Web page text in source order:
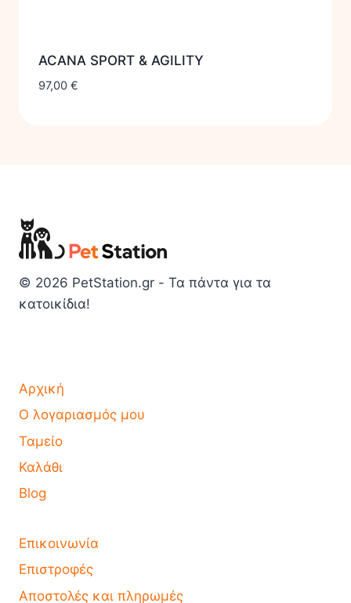
ACANA SPORT & AGILITY
97,00 €
© 2026 PetStation.gr - Τα πάντα για τα
κατοικίδια!
Αρχική
Ο λογαριασμός μου
Ταμείο
Καλάθι
Blog
Επικοινωνία
Επιστροφές
Αποστολές και πληρωμές